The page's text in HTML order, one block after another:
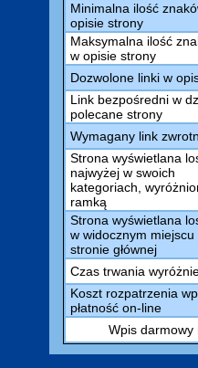
Minimalna ilość
opisie strony
Maksymalna ilość
w opisie strony
Dozwolone linki w
Link bezpośredni w
polecane strony
Wymagany link
Strona wyświetlana
najwyżej w swoich
kategoriach,
ramką
Strona wyświetlana
w widocznym miejscu
stronie głównej
Czas trwania
Koszt rozpatrzenia
płatność on-line
Wpis darmowy